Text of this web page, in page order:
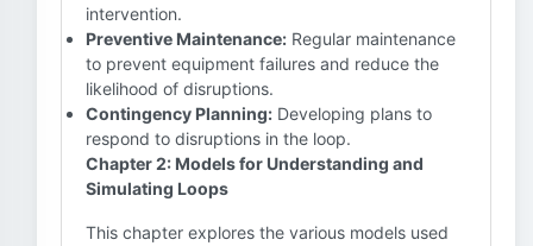
intervention.
Preventive Maintenance: Regular maintenance
to prevent equipment failures and reduce the
likelihood of disruptions.
Contingency Planning: Developing plans to
respond to disruptions in the loop.
Chapter 2: Models for Understanding and
Simulating Loops
This chapter explores the various models used